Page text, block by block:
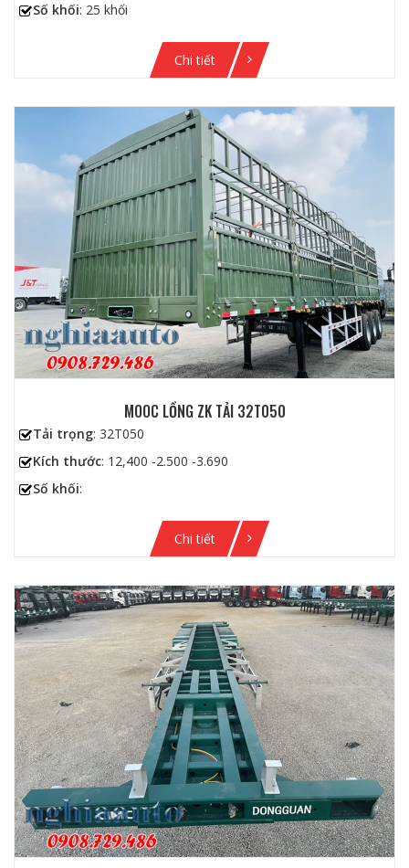
Số khối: 25 khối
Chi tiết
MOOC LỒNG ZK TẢI 32T050
Tải trọng: 32T050
Kích thước: 12,400 -2.500 -3.690
Số khối:
Chi tiết